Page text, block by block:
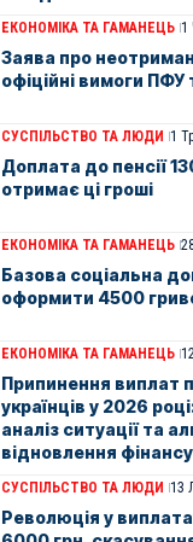
ЕКОНОМІКА ТА ГАМАНЕЦЬ 1
Заява про
офіційні вимоги ПФУ
СУСПІЛЬСТВО ТА ЛЮДИ 1
Доплата до пенсії
отримає ці гроші
ЕКОНОМІКА ТА ГАМАНЕЦЬ
Базова соціальна
оформити 4500
ЕКОНОМІКА ТА ГАМАНЕЦЬ
Припинення виплат
українців у 2026
аналіз ситуації та
відновлення
СУСПІЛЬСТВО ТА ЛЮДИ 13
Революція у